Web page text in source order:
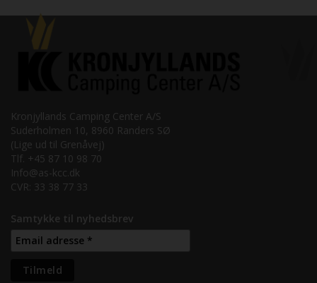
Kronjyllands Camping Center A/S
Suderholmen 10, 8960 Randers SØ
(Lige ud til Grenåvej)
Tlf. +45 87 10 98 70
Info@as-kcc.dk
CVR: 33 38 77 33
Samtykke til nyhedsbrev